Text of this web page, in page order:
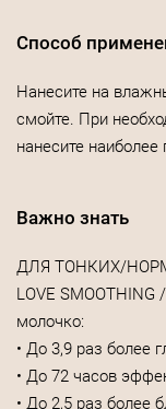
Способ
Нанесите на
смойте. При
нанесите
Важно знать
ДЛЯ ТОНКИХ/
LOVE
молочко:
• До 3,9 раз более
• До 72 часов
• До 2,5 раз более